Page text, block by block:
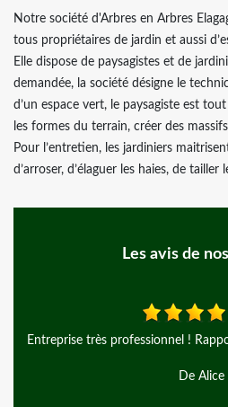
Notre société d'Arbres en Arbres
tous propriétaires de jardin et aussi
Elle dispose de paysagistes et de
demandée, la société désigne le
d’un espace vert, le paysagiste est
les formes du terrain, créer des
Pour l’entretien, les jardiniers
d’arroser, d’élaguer les haies, de tailler
Les avis de
prix rien à redire.
Super